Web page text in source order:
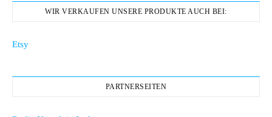
WIR VERKAUFEN UNSERE PRODUKTE AUCH BEI:
Etsy
PARTNERSEITEN